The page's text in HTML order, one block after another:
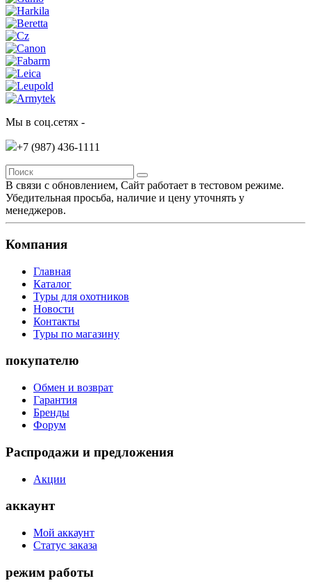
Мы в соц.сетях -
+7 (987) 436-1111
В связи с обновлением, Сайт работает в тестовом режиме.
Убедительная просьба, наличие и цену уточнять у
менеджеров.
Компания
Главная
Каталог
Туры для охотников
Новости
Контакты
Туры по магазину
покупателю
Обмен и возврат
Гарантия
Бренды
Форум
Распродажи и предложения
Акции
аккаунт
Мой аккаунт
Статус заказа
режим работы